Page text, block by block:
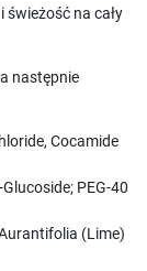
na cały
następnie
Cocamide
PEG-40
(Lime)